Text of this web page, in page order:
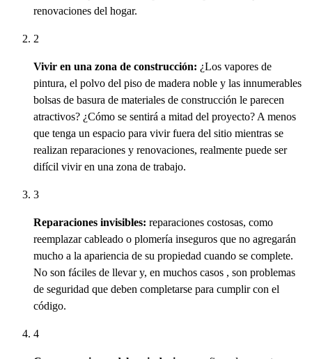
renovaciones del hogar.
2
Vivir en una zona de construcción: ¿Los vapores de
pintura, el polvo del piso de madera noble y las innumerables
bolsas de basura de materiales de construcción le parecen
atractivos? ¿Cómo se sentirá a mitad del proyecto? A menos
que tenga un espacio para vivir fuera del sitio mientras se
realizan reparaciones y renovaciones, realmente puede ser
difícil vivir en una zona de trabajo.
3
Reparaciones invisibles: reparaciones costosas, como
reemplazar cableado o plomería inseguros que no agregarán
mucho a la apariencia de su propiedad cuando se complete.
No son fáciles de llevar y, en muchos casos , son problemas
de seguridad que deben completarse para cumplir con el
código.
4